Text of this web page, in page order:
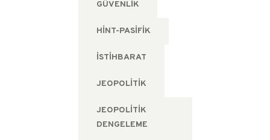
GÜVENLIK
HINT-PASIFIK
ISTIHBARAT
JEOPOLITIK
JEOPOLITIK
DENGELEME